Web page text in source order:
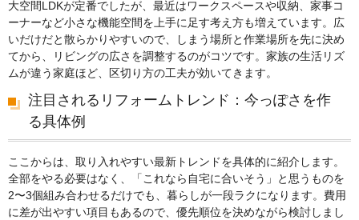
大空間LDKが定番でしたが、最近はワークスペースや収納、家事コ
ーナーなど小さな機能空間を上手に足す考え方も増えています。広
いだけだと散らかりやすいので、しまう場所と作業場所を先に決め
てから、リビングの広さを調整するのがコツです。家族の生活リズ
ムが違う家庭ほど、区切り方の工夫が効いてきます。
注目されるリフォームトレンド：今っぽさを作
る具体例
ここからは、取り入れやすい最新トレンドを具体的に紹介します。
全部をやる必要はなく、「これなら自宅に合いそう」と思うものを
2〜3個組み合わせるだけでも、暮らしが一段ラクになります。費用
に差が出やすい項目もあるので、優先順位を決めながら検討しまし